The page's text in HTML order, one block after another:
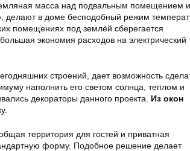
масса над подвальным помещением и
в доме бесподобный режим
помещениях под землёй сберегается
экономия расходов на электрический
строений, дает возможность
наполнить его светом солнца, теплом и
декораторы данного проекта. Из окон
территория для гостей и приватная
форму. Подобное решение делает